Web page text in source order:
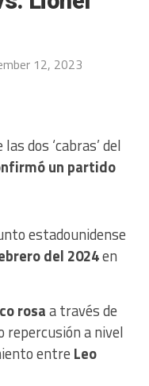
12, 2023
dos ‘cabras’ del
un partido
estadounidense
del 2024en
rosaa través de
repercusión a nivel
entre Leo